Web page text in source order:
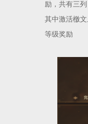
励，共有三列
其中激活檄
等级奖励